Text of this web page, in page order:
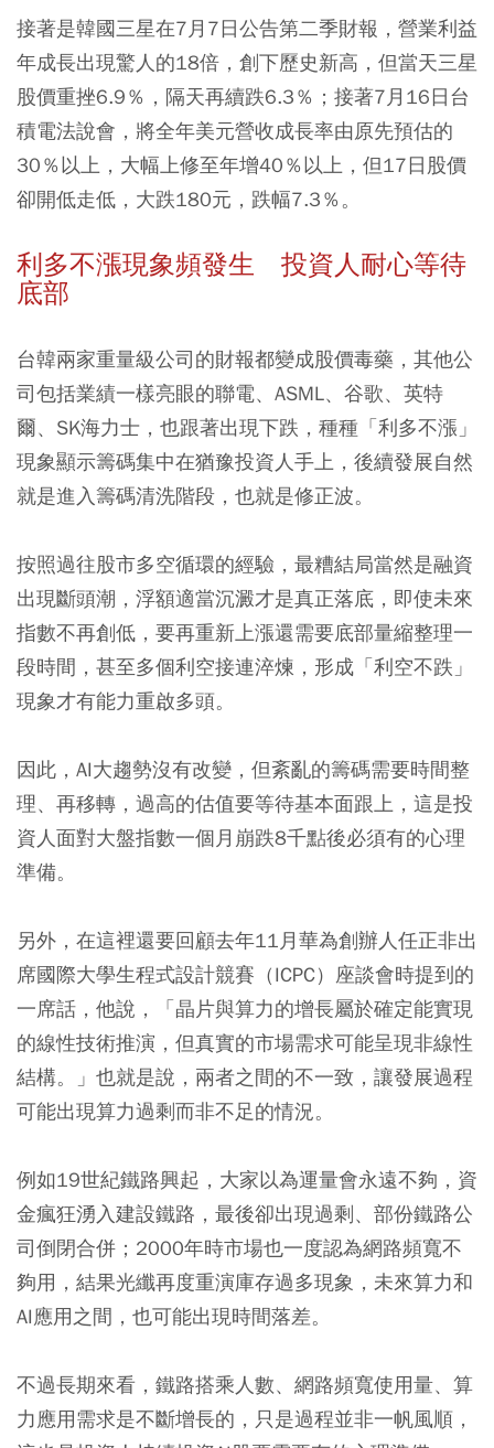
接著是韓國三星在7月7日公告第二季財報，營業利益
年成長出現驚人的18倍，創下歷史新高，但當天三星
股價重挫6.9％，隔天再續跌6.3％；接著7月16日台
積電法說會，將全年美元營收成長率由原先預估的
30％以上，大幅上修至年增40％以上，但17日股價
卻開低走低，大跌180元，跌幅7.3％。
利多不漲現象頻發生 投資人耐心等待
底部
台韓兩家重量級公司的財報都變成股價毒藥，其他公
司包括業績一樣亮眼的聯電、ASML、谷歌、英特
爾、SK海力士，也跟著出現下跌，種種「利多不漲」
現象顯示籌碼集中在猶豫投資人手上，後續發展自然
就是進入籌碼清洗階段，也就是修正波。
按照過往股市多空循環的經驗，最糟結局當然是融資
出現斷頭潮，浮額適當沉澱才是真正落底，即使未來
指數不再創低，要再重新上漲還需要底部量縮整理一
段時間，甚至多個利空接連淬煉，形成「利空不跌」
現象才有能力重啟多頭。
因此，AI大趨勢沒有改變，但紊亂的籌碼需要時間整
理、再移轉，過高的估值要等待基本面跟上，這是投
資人面對大盤指數一個月崩跌8千點後必須有的心理
準備。
另外，在這裡還要回顧去年11月華為創辦人任正非出
席國際大學生程式設計競賽（ICPC）座談會時提到的
一席話，他說，「晶片與算力的增長屬於確定能實現
的線性技術推演，但真實的市場需求可能呈現非線性
結構。」也就是說，兩者之間的不一致，讓發展過程
可能出現算力過剩而非不足的情況。
例如19世紀鐵路興起，大家以為運量會永遠不夠，資
金瘋狂湧入建設鐵路，最後卻出現過剩、部份鐵路公
司倒閉合併；2000年時市場也一度認為網路頻寬不
夠用，結果光纖再度重演庫存過多現象，未來算力和
AI應用之間，也可能出現時間落差。
不過長期來看，鐵路搭乘人數、網路頻寬使用量、算
力應用需求是不斷增長的，只是過程並非一帆風順，